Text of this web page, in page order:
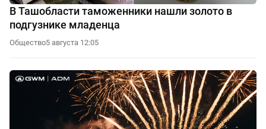
В Ташобласти таможенники нашли золото в
подгузнике младенца
Общество5 августа 12:05